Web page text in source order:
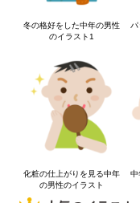
冬の格好をした中年の男性
のイラスト1
パ
化粧の仕上がりを見る中年
の男性のイラスト
中